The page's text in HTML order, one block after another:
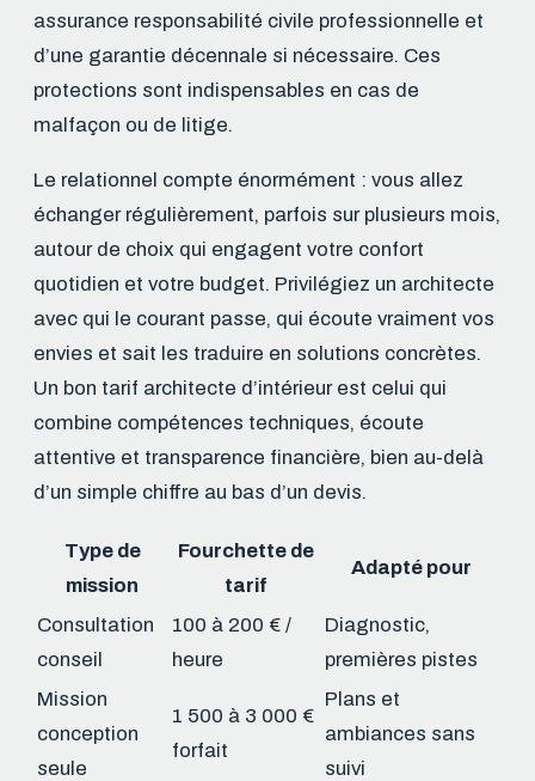
assurance responsabilité civile professionnelle et
d’une garantie décennale si nécessaire. Ces
protections sont indispensables en cas de
malfaçon ou de litige.
Le relationnel compte énormément : vous allez
échanger régulièrement, parfois sur plusieurs mois,
autour de choix qui engagent votre confort
quotidien et votre budget. Privilégiez un architecte
avec qui le courant passe, qui écoute vraiment vos
envies et sait les traduire en solutions concrètes.
Un bon tarif architecte d’intérieur est celui qui
combine compétences techniques, écoute
attentive et transparence financière, bien au-delà
d’un simple chiffre au bas d’un devis.
Type de
mission
Fourchette de
tarif
Adapté pour
Consultation
conseil
100 à 200 € /
heure
Diagnostic,
premières pistes
Mission
conception
seule
1 500 à 3 000 €
forfait
Plans et
ambiances sans
suivi